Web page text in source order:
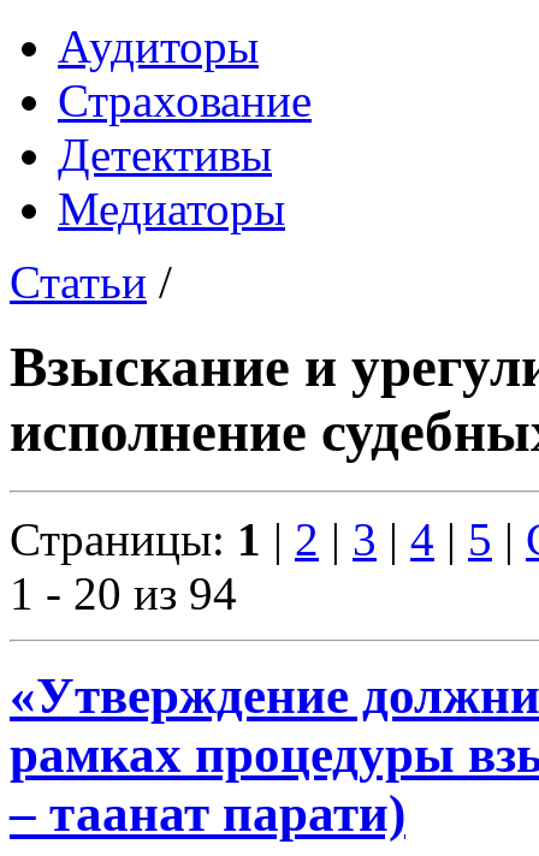
Аудиторы
Страхование
Детективы
Медиаторы
Статьи /
Взыскание и
исполнение
Страницы: 1 | 2 | 3 | 4 | 5 |
1 - 20 из 94
«Утверждение
рамках процедуры
– таанат парати)